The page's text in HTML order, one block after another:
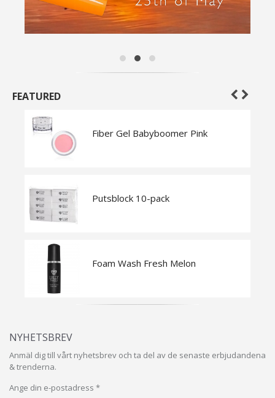
FEATURED
Fiber Gel Babyboomer Pink
Putsblock 10-pack
Foam Wash Fresh Melon
NYHETSBREV
Anmäl dig till vårt nyhetsbrev och ta del av de senaste erbjudandena
& trenderna.
Ange din e-postadress *